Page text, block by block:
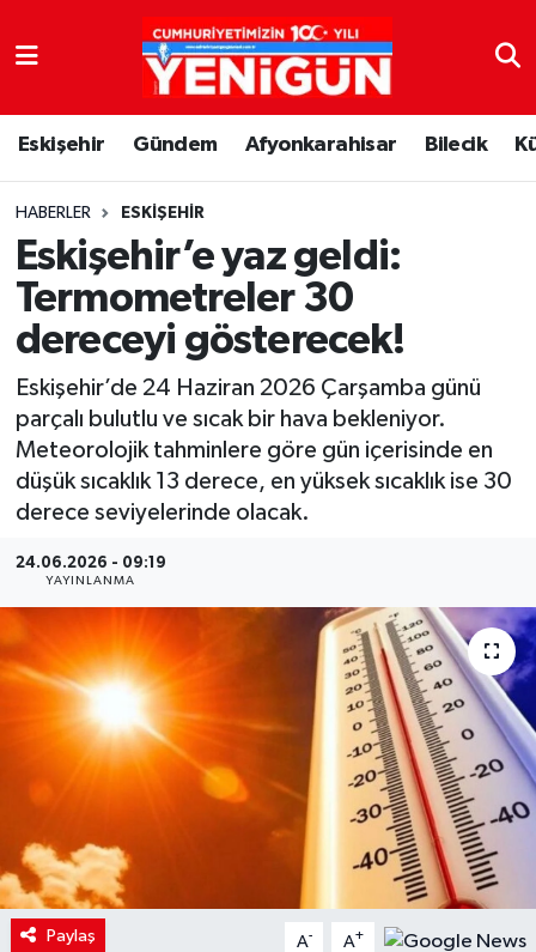
Eskişehir Gündem Afyonkarahisar Bilecik
HABERLER ESKIŞEHIR
Eskişehir’e yaz geldi:
Termometreler 30
dereceyi gösterecek!
Eskişehir’de 24 Haziran 2026 Çarşamba günü
parçalı bulutlu ve sıcak bir hava bekleniyor.
Meteorolojik tahminlere göre gün içerisinde en
düşük sıcaklık 13 derece, en yüksek sıcaklık ise 30
derece seviyelerinde olacak.
24.06.2026 - 09:19
YAYINLANMA
Paylaş A- A+
Nöbetçi Eczaneler
Hava Durumu
Trafik Durumu
Süper Lig Puan Durumu ve Fikstür
Tüm Manşetler
Son Dakika Haberleri
Haber Arşivi